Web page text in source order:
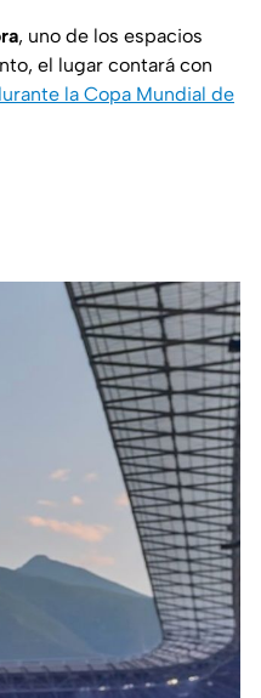
, uno de los espacios
el lugar contará con
la Copa Mundial de